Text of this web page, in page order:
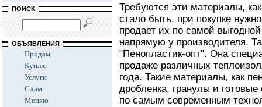
ПОИСК
ОБЪЯВЛЕНИЯ
Продам
Куплю
Услуги
Сдам
Меняю
Требуются эти материалы,
стало быть, при покупке
продает их по самой
напрямую у производителя.
"Пенопластик-опт". Она
продаже различных
года. Такие материалы, как
дробленка, гранулы и
по самым современным